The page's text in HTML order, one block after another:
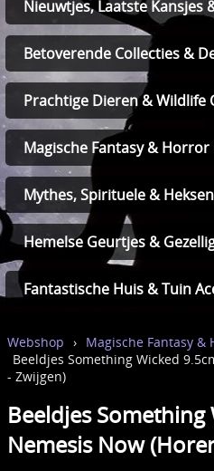
Nieuwtjes, Laatste Kansjes
Betoverende Collecties &
Prachtige Dieren & Wildlife
Magische Fantasy & Horror
Mythes, Spirituele &
Hemelse Geurtjes &
Fantastische Huis & Tuin
Webshop › Magische Fantasy &
Beeldjes Something Wicked
- Zwijgen)
Beeldjes Something
Nemesis Now